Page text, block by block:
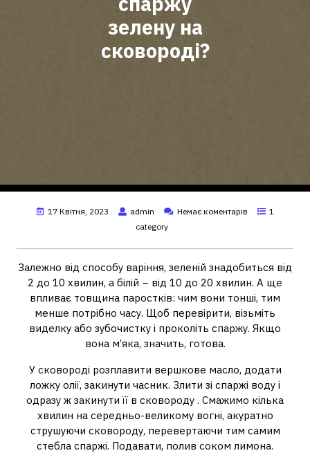
зелену на
сковороді?
17 Квітня, 2023 admin Немає коментарів
1
category
Залежно від способу варіння, зеленій знадобиться від
2 до 10 хвилин, а білій – від 10 до 20 хвилин. А ще
впливає товщина паростків: чим вони тонші, тим
менше потрібно часу. Щоб перевірити, візьміть
виделку або зубочистку і проколіть спаржу. Якщо
вона м’яка, значить, готова.
У сковороді розплавити вершкове масло, додати
ложку олії, закинути часник. Злити зі спаржі воду і
одразу ж закинути її в сковороду . Смажимо кілька
хвилин на середньо-великому вогні, акуратно
струшуючи сковороду, перевертаючи тим самим
стебла спаржі. Подавати, полив соком лимона.